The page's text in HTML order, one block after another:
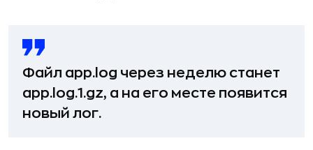
Файл app.log через неделю станет
app.log.1.gz, а на его месте появится
новый лог.